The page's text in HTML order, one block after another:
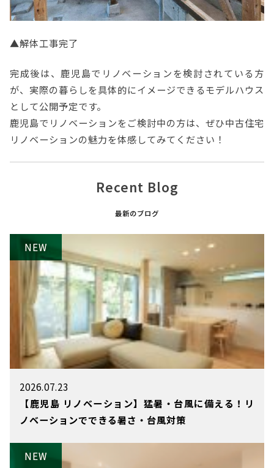
▲解体工事完了
完成後は、鹿児島でリノベーションを検討されている方
が、実際の暮らしを具体的にイメージできるモデルハウス
として公開予定です。
鹿児島でリノベーションをご検討中の方は、ぜひ中古住宅
リノベーションの魅力を体感してみてください！
Recent Blog
最新のブログ
2026.07.23
【鹿児島 リノベーション】猛暑・台風に備える！リ
ノベーションでできる暑さ・台風対策